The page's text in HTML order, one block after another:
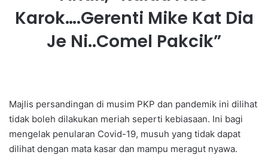
Karok….Gerenti Mike Kat Dia
Je Ni..Comel Pakcik”
Majlis persandingan di musim PKP dan pandemik ini dilihat
tidak boleh dilakukan meriah seperti kebiasaan. Ini bagi
mengelak penularan Covid-19, musuh yang tidak dapat
dilihat dengan mata kasar dan mampu meragut nyawa.